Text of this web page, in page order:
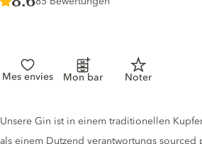
Mes envies Mon bar Noter
Gin description
Unsere Gin ist in einem traditionellen
als einem Dutzend verantwortungs sourced